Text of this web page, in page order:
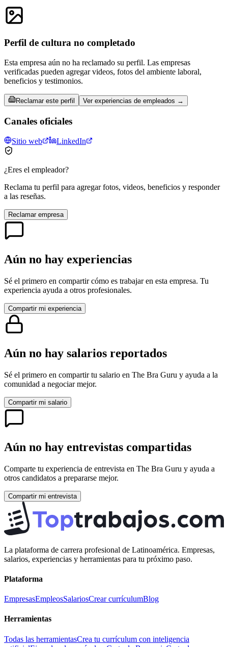
Perfil de cultura no completado
Esta empresa aún no ha reclamado su perfil. Las empresas
verificadas pueden agregar videos, fotos del ambiente laboral,
beneficios y testimonios.
Reclamar este perfil Ver experiencias de empleados →
Canales oficiales
Sitio web LinkedIn
¿Eres el empleador?
Reclama tu perfil para agregar fotos, videos, beneficios y responder
a las reseñas.
Reclamar empresa
Aún no hay experiencias
Sé el primero en compartir cómo es trabajar en esta empresa. Tu
experiencia ayuda a otros profesionales.
Compartir mi experiencia
Aún no hay salarios reportados
Sé el primero en compartir tu salario en The Bra Guru y ayuda a la
comunidad a negociar mejor.
Compartir mi salario
Aún no hay entrevistas compartidas
Comparte tu experiencia de entrevista en The Bra Guru y ayuda a
otros candidatos a prepararse mejor.
Compartir mi entrevista
La plataforma de carrera profesional de Latinoamérica. Empresas,
salarios, experiencias y herramientas para tu próximo paso.
Plataforma
EmpresasEmpleosSalariosCrear currículumBlog
Herramientas
Todas las herramientasCrea tu currículum con inteligencia